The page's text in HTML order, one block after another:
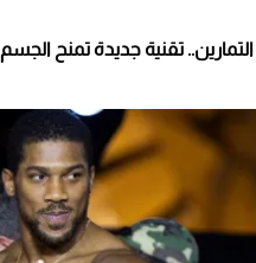
التمارين.. تقنية جديدة تمنح